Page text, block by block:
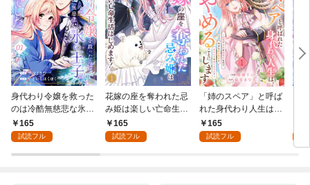
身代わり令嬢を救った
のは冷酷無慈悲な氷の
王子の愛でした１
165
試読フル
花嫁の座を奪われた忌
み姫は楽しい亡命生活
はじめます！１
165
試読フル
「姉のスペア」と呼ば
れた身代わり人生は、
今日でやめることにし
ます～辺境で自由を満
165
試読フル